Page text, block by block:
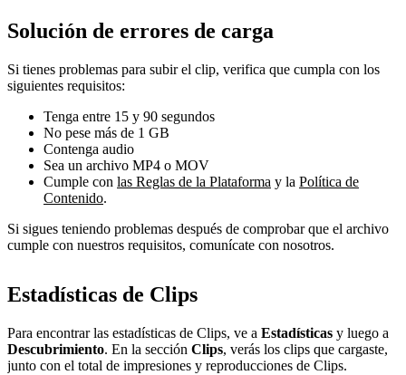
Solución de errores de carga
Si tienes problemas para subir el clip, verifica que cumpla con los
siguientes requisitos:
Tenga entre 15 y 90 segundos
No pese más de 1 GB
Contenga audio
Sea un archivo MP4 o MOV
Cumple con las Reglas de la Plataforma y la Política de
Contenido.
Si sigues teniendo problemas después de comprobar que el archivo
cumple con nuestros requisitos, comunícate con nosotros.
Estadísticas de Clips
Para encontrar las estadísticas de Clips, ve a Estadísticas y luego a
Descubrimiento. En la sección Clips, verás los clips que cargaste,
junto con el total de impresiones y reproducciones de Clips.